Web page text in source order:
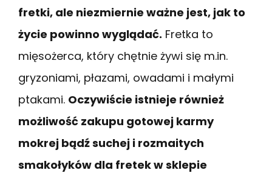
fretki, ale niezmiernie ważne jest, jak to
życie powinno wyglądać. Fretka to
mięsożerca, który chętnie żywi się m.in.
gryzoniami, płazami, owadami i małymi
ptakami. Oczywiście istnieje również
możliwość zakupu gotowej karmy
mokrej bądź suchej i rozmaitych
smakołyków dla fretek w sklepie